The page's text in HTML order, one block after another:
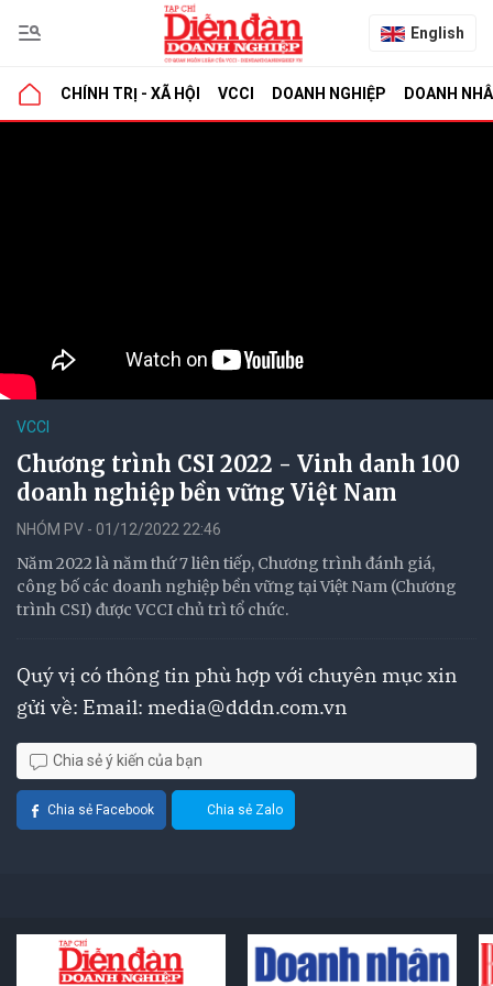
English
CHÍNH TRỊ - XÃ HỘI VCCI DOANH NGHIỆP DOANH
VCCI
Chương trình CSI 2022 - Vinh danh 100
doanh nghiệp bền vững Việt Nam
NHÓM PV - 01/12/2022 22:46
Năm 2022 là năm thứ 7 liên tiếp, Chương trình đánh giá,
công bố các doanh nghiệp bền vững tại Việt Nam (Chương
trình CSI) được VCCI chủ trì tổ chức.
Quý vị có thông tin phù hợp với chuyên mục xin
gửi về: Email: media@dddn.com.vn
Chia sẻ ý kiến của bạn
Chia sẻ Facebook Chia sẻ Zalo